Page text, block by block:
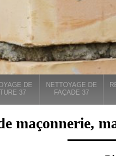
DE
37
NETTOYAGE DE
FAÇADE 37
maçonnerie,